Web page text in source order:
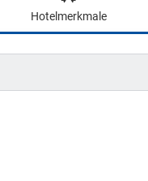
Hotelmerkmale